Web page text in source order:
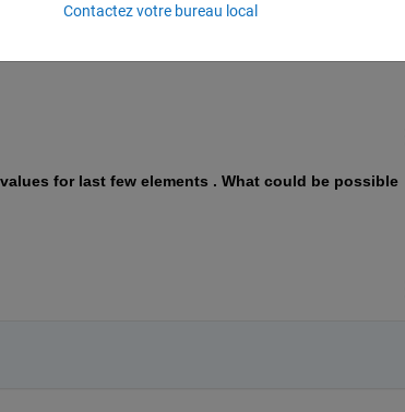
few elements . What could be possible reason for this ?
for last few elements . What could be possible
Contactez votre bureau local